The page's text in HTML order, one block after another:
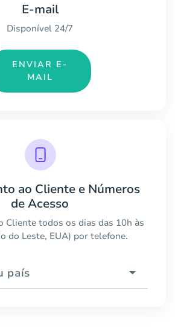
E-mail
Disponível 24/7
ENVIAR E-
MAIL
ao Cliente e Números
de Acesso
Cliente todos os dias das 10h às
do Leste, EUA) por telefone.
país